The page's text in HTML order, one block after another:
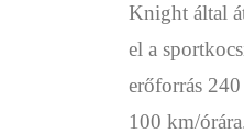
Knight által
el a
erőforrás
100 km/